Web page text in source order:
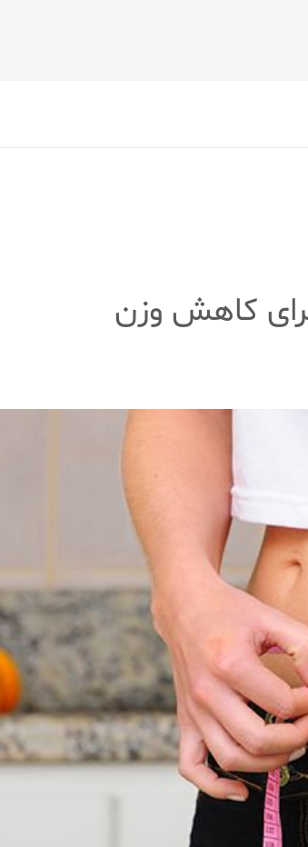
کاهش وزن